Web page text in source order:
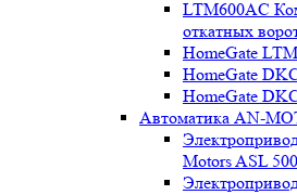
LTM600AC
откатных
HomeGate
HomeGate
HomeGate
Автоматика AN-
Motors ASL 500